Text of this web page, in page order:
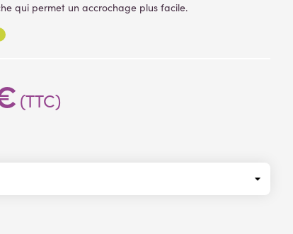
qui permet un accrochage plus facile.
(TTC)